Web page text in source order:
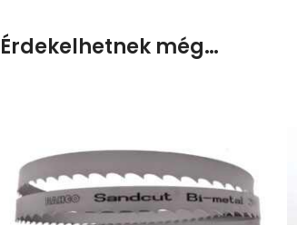
Érdekelhetnek még…